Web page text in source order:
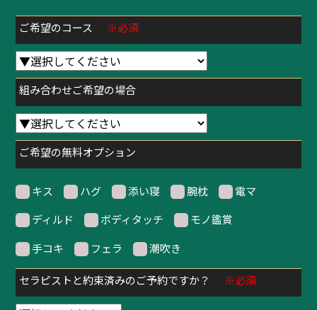
ご希望のコース ※必須
組み合わせご希望の場合
ご希望の無料オプション
キス ハグ 添い寝 腕枕
電マ
ディルド
ボディタッチ
モノ鑑賞
手コキ
フェラ 潮吹き
セラピストと約束済みのご予約ですか？ ※必須